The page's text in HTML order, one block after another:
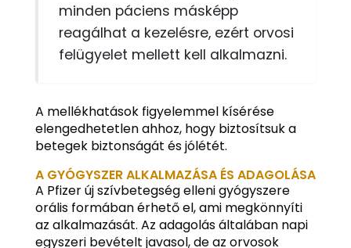
minden páciens másképp
reagálhat a kezelésre, ezért orvosi
felügyelet mellett kell alkalmazni.
A mellékhatások figyelemmel kísérése
elengedhetetlen ahhoz, hogy biztosítsuk a
betegek biztonságát és jólétét.
A GYÓGYSZER ALKALMAZÁSA ÉS ADAGOLÁSA
A Pfizer új szívbetegség elleni gyógyszere
orális formában érhető el, ami megkönnyíti
az alkalmazását. Az adagolás általában napi
egyszeri bevételt javasol, de az orvosok